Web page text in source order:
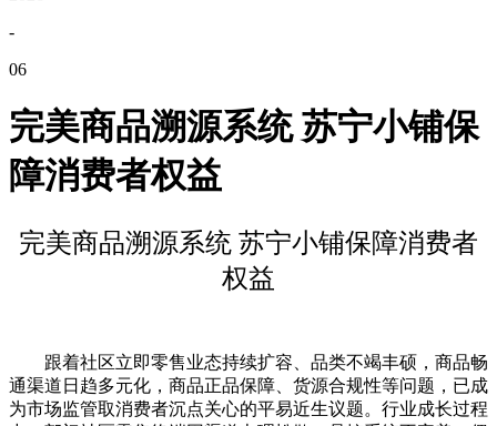
-
06
完美商品溯源系统 苏宁小铺保
障消费者权益
完美商品溯源系统 苏宁小铺保障消费者
权益
跟着社区立即零售业态持续扩容、品类不竭丰硕，商品畅
通渠道日趋多元化，商品正品保障、货源合规性等问题，已成
为市场监管取消费者沉点关心的平易近生议题。行业成长过程